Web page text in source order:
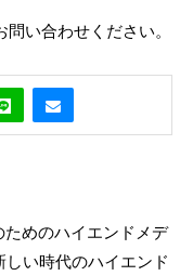
い合わせください。
めのハイエンドメデ
しい時代のハイエンド